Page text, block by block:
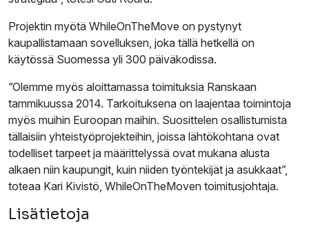
Projektin myötä WhileOnTheMove on pystynyt
kaupallistamaan sovelluksen, joka tällä hetkellä on
käytössä Suomessa yli 300 päiväkodissa.
”Olemme myös aloittamassa toimituksia Ranskaan
tammikuussa 2014. Tarkoituksena on laajentaa toimintoja
myös muihin Euroopan maihin. Suosittelen osallistumista
tällaisiin yhteistyöprojekteihin, joissa lähtökohtana ovat
todelliset tarpeet ja määrittelyssä ovat mukana alusta
alkaen niin kaupungit, kuin niiden työntekijät ja asukkaat”,
toteaa Kari Kivistö, WhileOnTheMoven toimitusjohtaja.
Lisätietoja